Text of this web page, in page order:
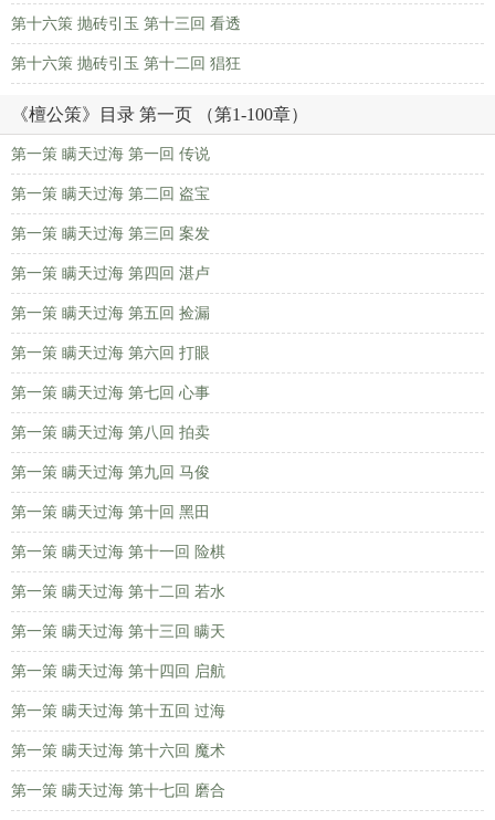
第十六策 抛砖引玉 第十三回 看透
第十六策 抛砖引玉 第十二回 猖狂
《檀公策》目录 第一页 （第1-100章）
第一策 瞒天过海 第一回 传说
第一策 瞒天过海 第二回 盗宝
第一策 瞒天过海 第三回 案发
第一策 瞒天过海 第四回 湛卢
第一策 瞒天过海 第五回 捡漏
第一策 瞒天过海 第六回 打眼
第一策 瞒天过海 第七回 心事
第一策 瞒天过海 第八回 拍卖
第一策 瞒天过海 第九回 马俊
第一策 瞒天过海 第十回 黑田
第一策 瞒天过海 第十一回 险棋
第一策 瞒天过海 第十二回 若水
第一策 瞒天过海 第十三回 瞒天
第一策 瞒天过海 第十四回 启航
第一策 瞒天过海 第十五回 过海
第一策 瞒天过海 第十六回 魔术
第一策 瞒天过海 第十七回 磨合